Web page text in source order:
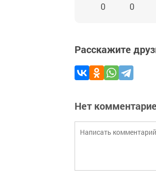
0 0
Расскажите
Нет